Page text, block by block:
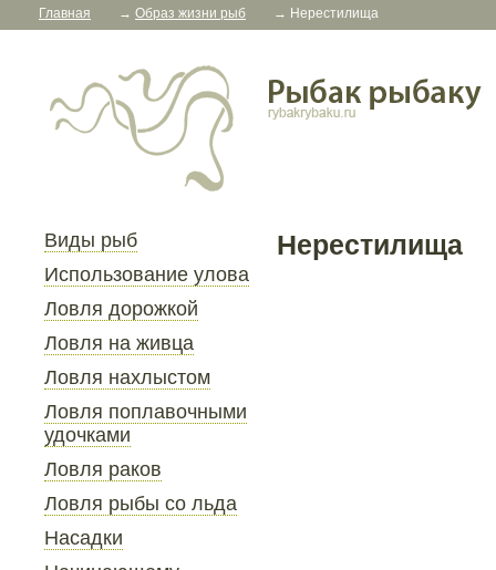
Главная → Образ жизни рыб → Нерестилища
Виды рыб
Использование улова
Ловля дорожкой
Ловля на живца
Ловля нахлыстом
Ловля поплавочными
удочками
Ловля раков
Ловля рыбы со льда
Насадки
Нерестилища